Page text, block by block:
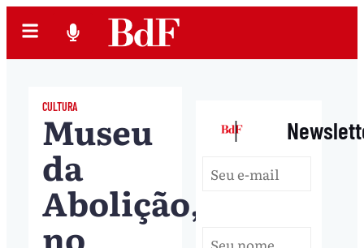
CULTURA
Museu
da
Abolição,
no
|